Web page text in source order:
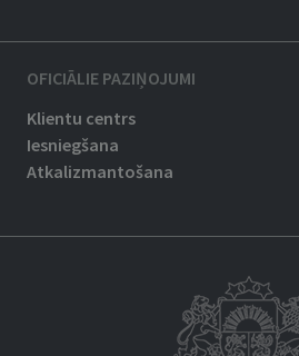
OFICIĀLIE PAZIŅOJUMI
Klientu centrs
Iesniegšana
Atkalizmantošana